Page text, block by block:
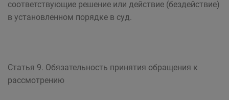
соответствующие решение или действие (бездействие)
в установленном порядке в суд.
Статья 9. Обязательность принятия обращения к
рассмотрению